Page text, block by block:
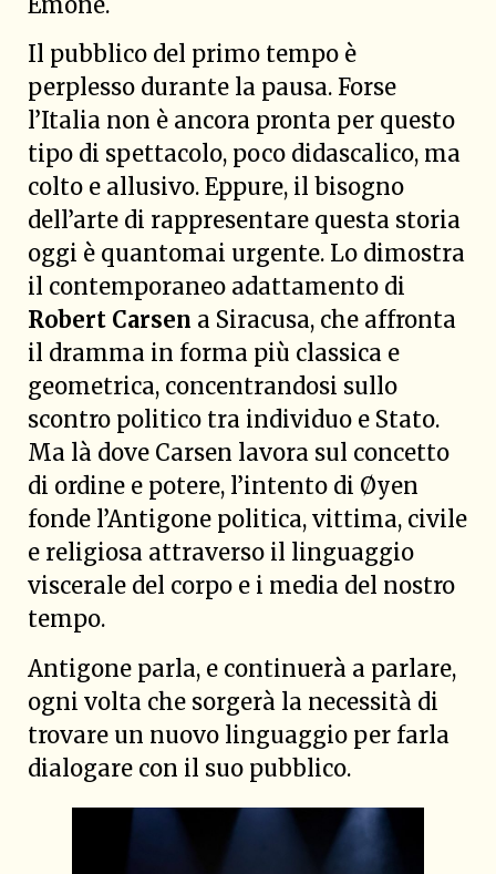
Il pubblico del primo tempo è
perplesso durante la pausa. Forse
l’Italia non è ancora pronta per questo
tipo di spettacolo, poco didascalico, ma
colto e allusivo. Eppure, il bisogno
dell’arte di rappresentare questa storia
oggi è quantomai urgente. Lo dimostra
il contemporaneo adattamento di
Robert Carsen a Siracusa, che affronta
il dramma in forma più classica e
geometrica, concentrandosi sullo
scontro politico tra individuo e Stato.
Ma là dove Carsen lavora sul concetto
di ordine e potere, l’intento di Øyen
fonde l’Antigone politica, vittima, civile
e religiosa attraverso il linguaggio
viscerale del corpo e i media del nostro
tempo.
Antigone parla, e continuerà a parlare,
ogni volta che sorgerà la necessità di
trovare un nuovo linguaggio per farla
dialogare con il suo pubblico.